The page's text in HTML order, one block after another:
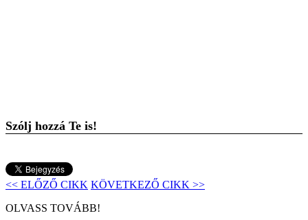
Szólj hozzá Te is!
<< ELŐZŐ CIKK KÖVETKEZŐ CIKK >>
OLVASS TOVÁBB!